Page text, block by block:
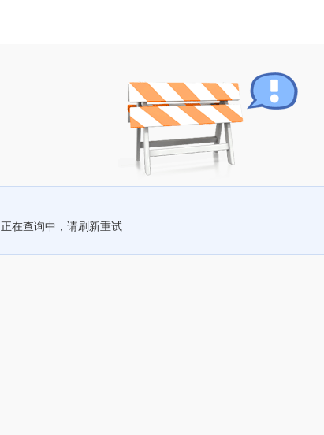
正在查询中，请刷新重试